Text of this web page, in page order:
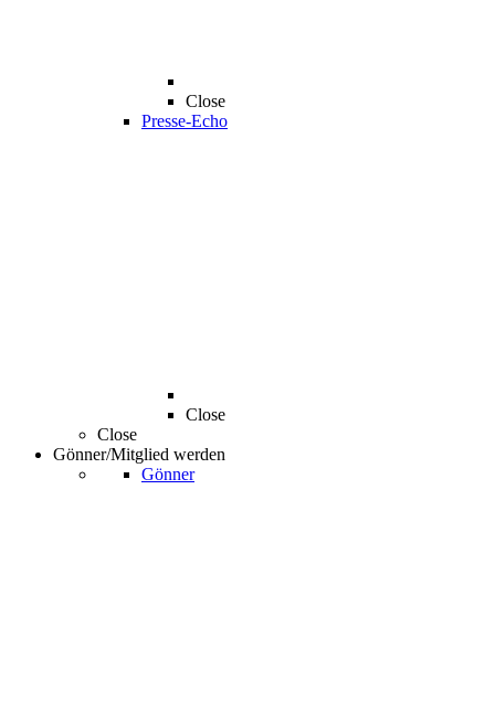
Close
Presse-Echo
Close
Close
Gönner/Mitglied werden
Gönner